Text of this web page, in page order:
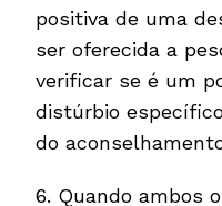
positiva de uma
ser oferecida a
verificar se é um
distúrbio
do
6. Quando ambos